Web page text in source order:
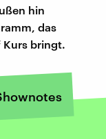
hin
das
bringt.